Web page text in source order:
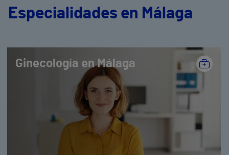
Especialidades en Málaga
Ginecología en Málaga